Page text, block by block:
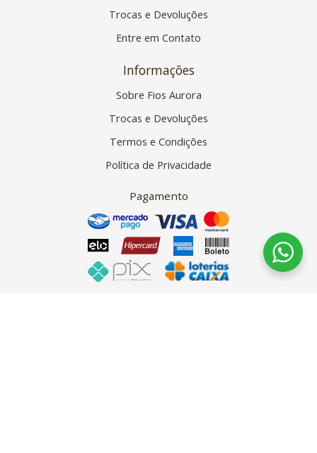
Trocas e Devoluções
Entre em Contato
Informações
Sobre Fios Aurora
Trocas e Devoluções
Termos e Condições
Política de Privacidade
Pagamento